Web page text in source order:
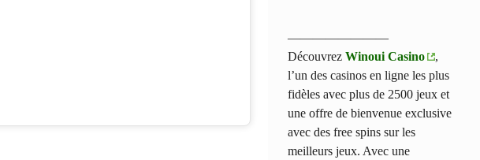
————————
DécouvrezWinoui Casino
,
l’un des casinos en ligne les plus
fidèles avec plus de 2500 jeux et
une offre de bienvenue exclusive
avec des free spins sur les
meilleurs jeux. Avec une